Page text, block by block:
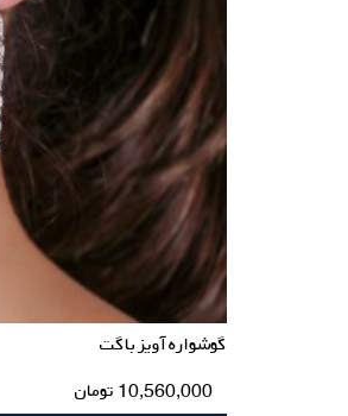
گوشواره آویز باگت
10,560,000 تومان